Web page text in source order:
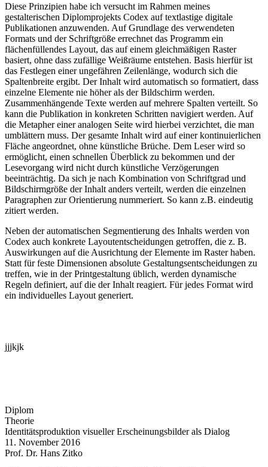
Diese Prinzipien habe ich versucht im Rahmen meines
gestalterischen Diplomprojekts Codex auf textlastige digitale
Publikationen anzuwenden. Auf Grundlage des verwendeten
Formats und der Schriftgröße errechnet das Programm ein
flächenfüllendes Layout, das auf einem gleichmäßigen Raster
basiert, ohne dass zufällige Weißräume entstehen. Basis hierfür ist
das Festlegen einer ungefähren Zeilenlänge, wodurch sich die
Spaltenbreite ergibt. Der Inhalt wird automatisch so formatiert, dass
einzelne Elemente nie höher als der Bildschirm werden.
Zusammenhängende Texte werden auf mehrere Spalten verteilt. So
kann die Publikation in konkreten Schritten navigiert werden. Auf
die Metapher einer analogen Seite wird hierbei verzichtet, die man
umblättern muss. Der gesamte Inhalt wird auf einer kontinuierlichen
Fläche angeordnet, ohne künstliche Brüche. Dem Leser wird so
ermöglicht, einen schnellen Überblick zu bekommen und der
Lesevorgang wird nicht durch künstliche Verzögerungen
beeinträchtig. Da sich je nach Kombination von Schriftgrad und
Bildschirmgröße der Inhalt anders verteilt, werden die einzelnen
Paragraphen zur Orientierung nummeriert. So kann z.B. eindeutig
zitiert werden.
Neben der automatischen Segmentierung des Inhalts werden von
Codex auch konkrete Layoutentscheidungen getroffen, die z. B.
Auswirkungen auf die Ausrichtung der Elemente im Raster haben.
Statt für feste Dimensionen absolute Gestaltungsentscheidungen zu
treffen, wie in der Printgestaltung üblich, werden dynamische
Regeln definiert, auf die der Inhalt reagiert. Für jedes Format wird
ein individuelles Layout generiert.
jjjkjk
Diplom
Theorie
Identitäts­produk­tion visueller Erschei­nungs­bilder als Dialog
11. November 2016
Prof. Dr. Hans Zitko